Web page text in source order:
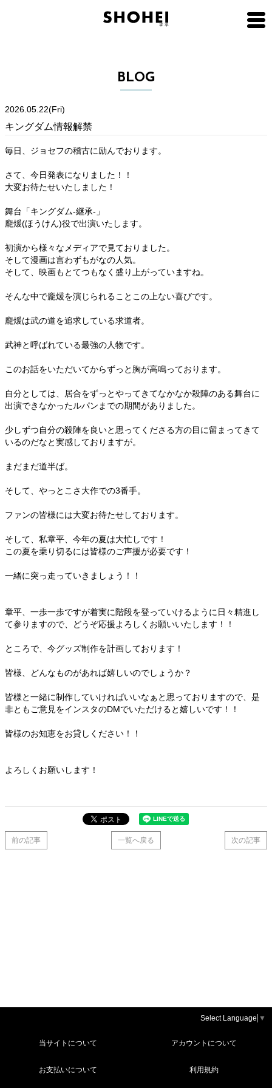
BLOG
2026.05.22(Fri)
キングダム情報解禁
毎日、ジョセフの稽古に励んでおります。
さて、今日発表になりました！！
大変お待たせいたしました！
舞台「キングダム-継承-」
龐煖(ほうけん)役で出演いたします。
初演から様々なメディアで見ておりました。
そして漫画は言わずもがなの人気。
そして、映画もとてつもなく盛り上がっていますね。
そんな中で龐煖を演じられることこの上ない喜びです。
龐煖は武の道を追求している求道者。
武神と呼ばれている最強の人物です。
このお話をいただいてからずっと胸が高鳴っております。
自分としては、居合をずっとやってきてなかなか殺陣のある舞台に
出演できなかったルパンまでの期間がありました。
少しずつ自分の殺陣を良いと思ってくださる方の目に留まってきて
いるのだなと実感しておりますが。
まだまだ道半ば。
そして、やっとこさ大作での3番手。
ファンの皆様には大変お待たせしております。
そして、私章平、今年の夏は大忙しです！
この夏を乗り切るには皆様のご声援が必要です！
一緒に突っ走っていきましょう！！
章平、一歩一歩ですが着実に階段を登っていけるように日々精進し
て参りますので、どうぞ応援よろしくお願いいたします！！
ところで、今グッズ制作を計画しております！
皆様、どんなものがあれば嬉しいのでしょうか？
皆様と一緒に制作していければいいなぁと思っておりますので、是
非ともご意見をインスタのDMでいただけると嬉しいです！！
皆様のお知恵をお貸しください！！
よろしくお願いします！
次の記事
一覧へ戻る
前の記事
Select Language ▼
当サイトについて アカウントについて
お支払いについて 利用規約